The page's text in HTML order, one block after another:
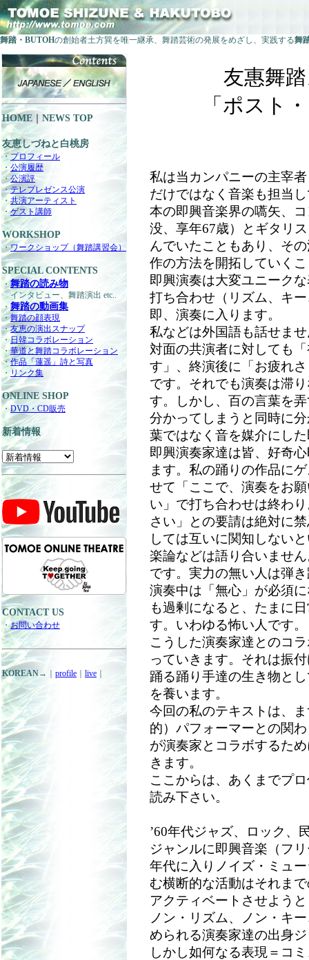
舞踏・BUTOHの創始者土方巽を唯一継承、舞踏芸術の発展をめざし、実践する舞
HOME NEWS TOP
友恵しづねと白桃房
・プロフィール
・公演履歴
・公演評
・テレプレゼンス公演
・共演アーティスト
・ゲスト講師
WORKSHOP
・ワークショップ（舞踏講習会）
SPECIAL CONTENTS
・ 舞踏の読み物
インタビュー、舞踏演出 etc..
・舞踏の動画集
・舞踏の顔表現
・友恵の演出スナップ
・日韓コラボレーション
・華道と舞踏コラボレーション
・作品「蓮遥」詩と写真
・リンク集
ONLINE SHOP
・DVD・CD販売
新着情報
CONTACT US
・お問い合わせ
KOREAN→｜ profile live
友惠舞
「ポスト
私は当カンパニーの主宰
だけではなく音楽も担当
本の即興音楽界の嚆矢、
没、享年67歳）とギタリ
んでいたこともあり、そ
作の方法を開拓していく
即興演奏は大変ユニーク
打ち合わせ（リズム、キ
即、演奏に入ります。
私などは外国語も話せま
対面の共演者に対しても
す」、終演後に「お疲れ
です。それでも演奏は滞
す。しかし、百の言葉を
分かってしまうと同時に
葉ではなく音を媒介にし
即興演奏家達は皆、好奇
ます。私の踊りの作品に
せて「ここで、演奏をお
い」で打ち合わせは終わ
さい」との要請は絶対に
しては互いに関知しない
楽論などは語り合いませ
です。実力の無い人は弾
演奏中は「無心」が必須
も過剰になると、たまに
す。いわゆる怖い人です。
こうした演奏家達とのコ
っていきます。それは振
踊る踊り手達の生き物と
を養います。
今回の私のテキストは、
的）パフォーマーとの関
が演奏家とコラボするた
きます。
ここからは、あくまでプ
読み下さい。
’60年代ジャズ、ロック、
ジャンルに即興音楽（フ
年代に入りノイズ・ミュ
む横断的な活動はそれま
アクティベートさせよう
ノン・リズム、ノン・キ
められる演奏家達の出身
しかし如何なる表現＝コ